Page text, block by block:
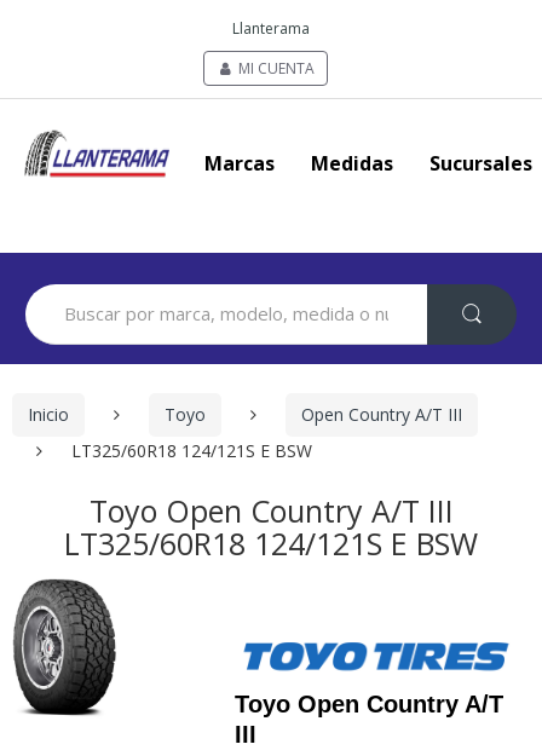
Llanterama
MI CUENTA
Marcas Medidas Sucursales
Search
for:
Inicio Toyo
Open Country A/T III
LT325/60R18 124/121S E BSW
Toyo Open Country A/T III
LT325/60R18 124/121S E BSW
Toyo Open Country A/T
III